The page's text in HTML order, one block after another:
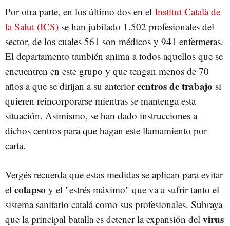
Por otra parte, en los último dos en el Institut Català de
la Salut (ICS) se han jubilado 1.502 profesionales del
sector, de los cuales 561 son médicos y 941 enfermeras.
El departamento también anima a todos aquellos que se
encuentren en este grupo y que tengan menos de 70
años a que se dirijan a su anteriorcentros de trabajo si
quieren reincorporarse mientras se mantenga esta
situación. Asimismo, se han dado instrucciones a
dichos centros para que hagan este llamamiento por
carta.
Vergés recuerda que estas medidas se aplican para evitar
el colapso y el "estrés máximo" que va a sufrir tanto el
sistema sanitario catalá como sus profesionales. Subraya
que la principal batalla es detener la expansión del virus